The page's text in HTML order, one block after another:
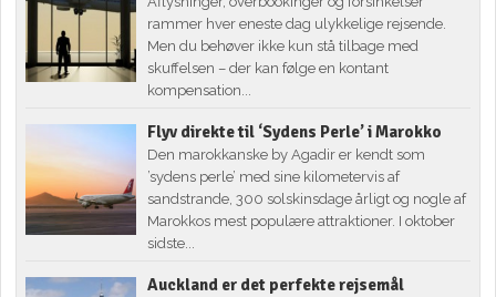
rammer hver eneste dag ulykkelige rejsende.
Men du behøver ikke kun stå tilbage med
skuffelsen – der kan følge en kontant
kompensation...
Flyv direkte til ‘Sydens Perle’ i Marokko
Den marokkanske by Agadir er kendt som
’sydens perle’ med sine kilometervis af
sandstrande, 300 solskinsdage årligt og nogle af
Marokkos mest populære attraktioner. I oktober
sidste...
Auckland er det perfekte rejsemål